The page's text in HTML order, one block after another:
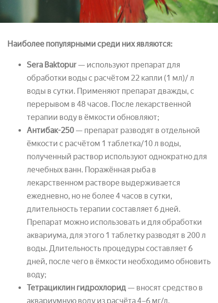
Наиболее популярными среди них являются:
Sera Baktopur — используют препарат для
обработки воды с расчётом 22 капли (1 мл)/ л
воды в сутки. Применяют препарат дважды, с
перерывом в 48 часов. После лекарственной
терапии воду в ёмкости обновляют;
Антибак-250 — препарат разводят в отдельной
ёмкости с расчётом 1 таблетка/10 л воды,
полученный раствор используют однократно для
лечебных ванн. Поражённая рыба в
лекарственном растворе выдерживается
ежедневно, но не более 4 часов в сутки,
длительность терапии составляет 6 дней.
Препарат можно использовать и для обработки
аквариума, для этого 1 таблетку разводят в 200 л
воды. Длительность процедуры составляет 6
дней, после чего в ёмкости необходимо обновить
воду;
Тетрациклин гидрохлорид — вносят средство в
аквариумную воду из расчёта 4–6 мг/л.